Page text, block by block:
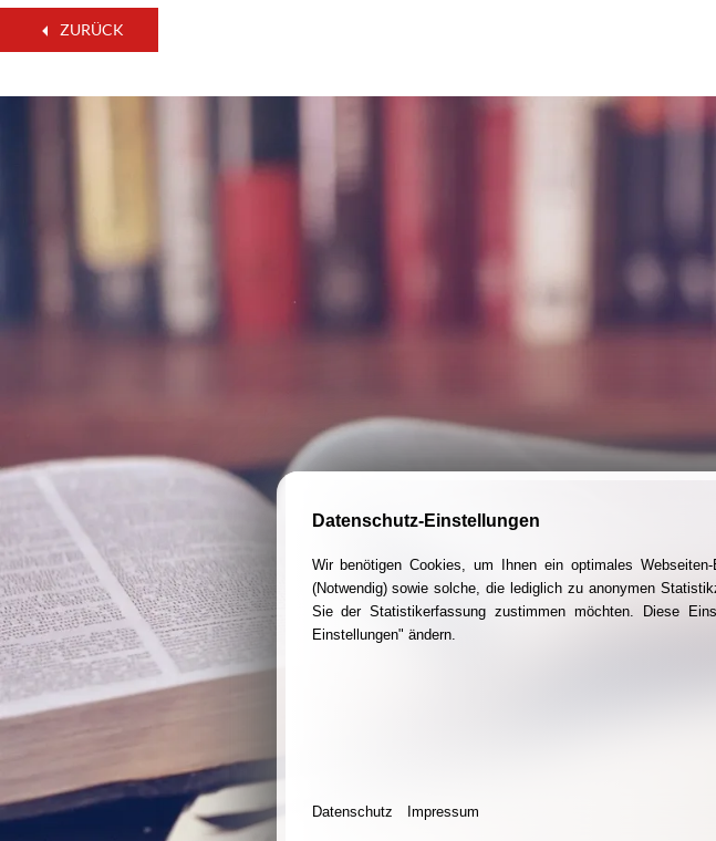
ZURÜCK
Datenschutz-Einstellungen
Wir benötigen Cookies, um Ihnen ein optimales
(Notwendig) sowie solche, die lediglich zu anonymen
Sie der Statistikerfassung zustimmen möchten. Diese
Einstellungen" ändern.
Datenschutz Impressum